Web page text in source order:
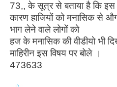
73,, के सूत्र से बताया है कि
कारण हाजियों को मनासिक से
भाग लेने वाले लोगों को
हज के मनासिक की वीडीयो भी
माहिरीन इस विषय पर बोले ।
473633